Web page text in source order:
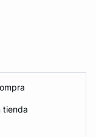
tienda